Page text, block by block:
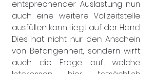
entsprechender Auslastung nun
auch eine weitere Vollzeitstelle
ausfüllen kann, liegt auf der Hand.
Dies hat nicht nur den Anschein
von Befangenheit, sondern wirft
auch die Frage auf, welche